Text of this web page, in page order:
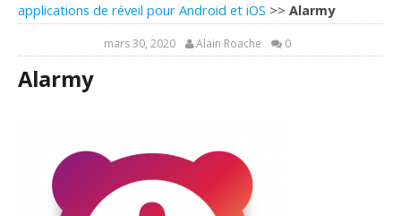
applications de réveil pour Android et iOS >> Alarmy
mars 30, 2020 Alain Roache 0
Alarmy